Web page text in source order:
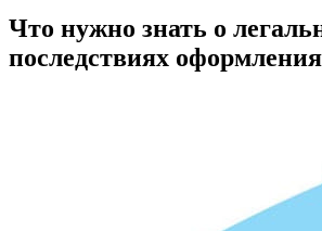
Что нужно знать о
последствиях